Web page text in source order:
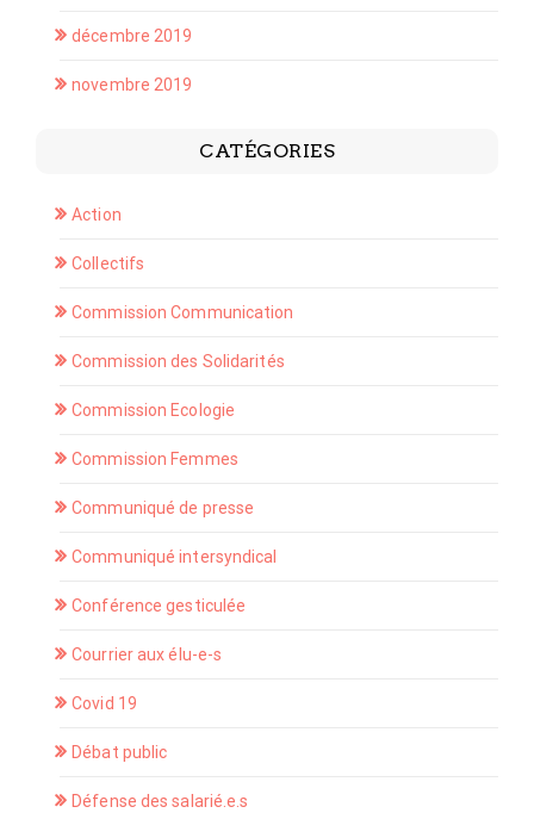
décembre 2019
novembre 2019
CATÉGORIES
Action
Collectifs
Commission Communication
Commission des Solidarités
Commission Ecologie
Commission Femmes
Communiqué de presse
Communiqué intersyndical
Conférence gesticulée
Courrier aux élu-e-s
Covid 19
Débat public
Défense des salarié.e.s